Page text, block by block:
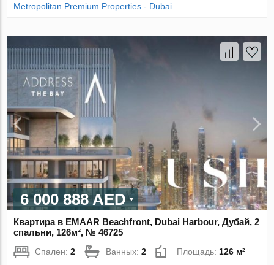
Metropolitan Premium Properties - Dubai
6 000 888 AED
Квартира в EMAAR Beachfront, Dubai Harbour, Дубай, 2
спальни, 126м², № 46725
Спален:2 Ванных:2 Площадь: 126 м²